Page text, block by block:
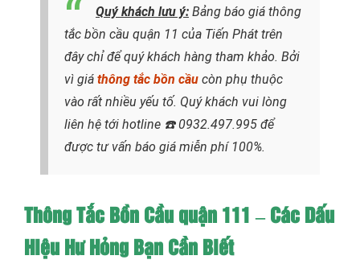
Quý khách lưu ý: Bảng báo giá thông
tắc bồn cầu quận 11 của Tiến Phát trên
đây chỉ để quý khách hàng tham khảo. Bởi
vì giá thông tắc bồn cầu còn phụ thuộc
vào rất nhiều yếu tố. Quý khách vui lòng
liên hệ tới hotline ☎️ 0932.497.995 để
được tư vấn báo giá miễn phí 100%.
Thông Tắc Bồn Cầu quận 111 – Các Dấu
Hiệu Hư Hỏng Bạn Cần Biết